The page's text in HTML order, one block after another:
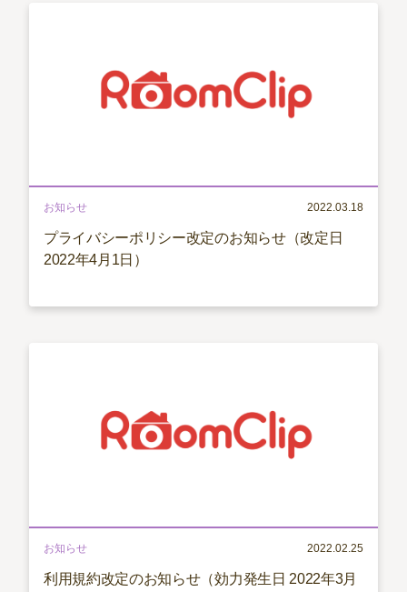
お知らせ 2022.03.18
プライバシーポリシー改定のお知らせ（改定日
2022年4月1日）
お知らせ 2022.02.25
利用規約改定のお知らせ（効力発生日 2022年3月